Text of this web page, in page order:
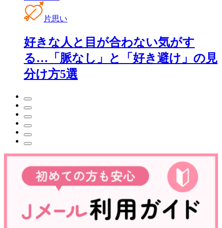
片思い
好きな人と目が合わない気がす
る…「脈なし」と「好き避け」の見
分け方5選